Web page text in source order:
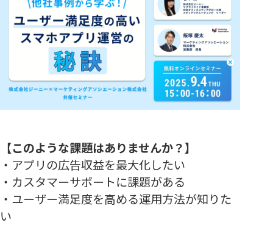
【このような課題はありませんか？】
・アプリの広告収益を最大化したい
・カスタマーサポートに課題がある
・ユーザー満足度を高める運用方法が知りた
い